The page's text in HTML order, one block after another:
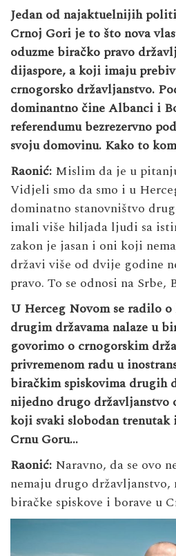
Jedan od najaktuelnijih
Crnoj Gori je to što nova
oduzme biračko pravo
dijaspore, a koji imaju
crnogorsko državljanstvo.
dominantno čine Albanci i
referendumu bezrezervno
svoju domovinu. Kako to
Raonić: Mislim da je u
Vidjeli smo da smo i u
dominatno stanovništvo
imali više hiljada ljudi sa
zakon je jasan i oni koji
državi više od dvije godine
pravo. To se odnosi na Srbe,
U Herceg Novom se radilo
drugim državama nalaze u
govorimo o crnogorskim
privremenom radu u
biračkim spiskovima drugih
nijedno drugo državljanstvo
koji svaki slobodan trenutak
Crnu Goru…
Raonić: Naravno, da se ovo
nemaju drugo državljanstvo,
biračke spiskove i borave u